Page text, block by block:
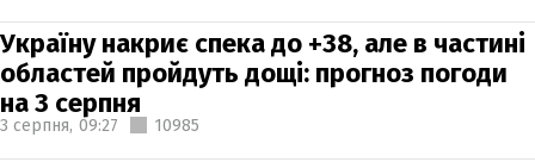
Україну накриє спека до +38, але в частині
областей пройдуть дощі: прогноз погоди
на 3 серпня
3 серпня, 09:27 10985